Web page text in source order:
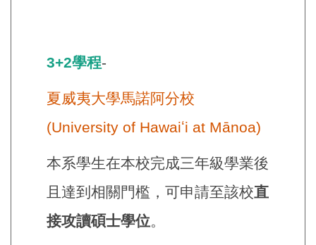
3+2學程-
夏威夷大學馬諾阿分校
(University of Hawaiʻi at Mānoa)
本系學生在本校完成三年級學業後
且達到相關門檻，可申請至該校直
接攻讀碩士學位。